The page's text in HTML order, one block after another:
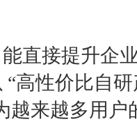
能直接提升企
“高性价比自
越来越多用户